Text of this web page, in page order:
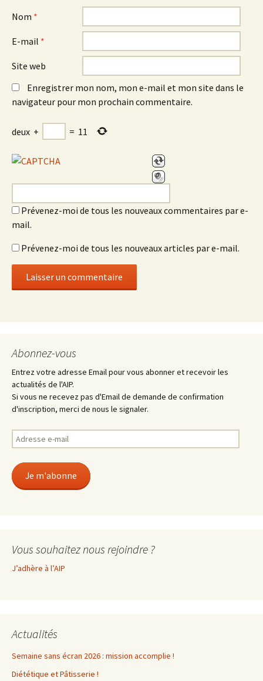
Nom *
E-mail *
Site web
Enregistrer mon nom, mon e-mail et mon site dans le
navigateur pour mon prochain commentaire.
deux + = 11
Prévenez-moi de tous les nouveaux commentaires par e-
mail.
Prévenez-moi de tous les nouveaux articles par e-mail.
Abonnez-vous
Entrez votre adresse Email pour vous abonner et recevoir les
actualités de l'AIP.
Si vous ne recevez pas d'Email de demande de confirmation
d'inscription, merci de nous le signaler.
Adresse
e-
Je m'abonne
Vous souhaitez nous rejoindre ?
J’adhère à l’AIP
Actualités
Semaine sans écran 2026 : mission accomplie !
Diététique et Pâtisserie !